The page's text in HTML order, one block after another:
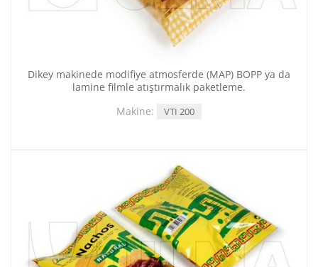
Dikey makinede modifiye atmosferde (MAP) BOPP ya da
lamine filmle atıştırmalık paketleme.
Makine:
VTI 200